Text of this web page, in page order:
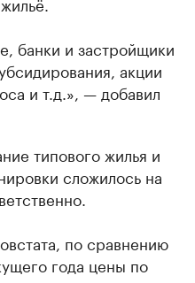
банки и застройщики
акции
и т.д.», — добавил
типового жилья и
сложилось на
по сравнению
года цены по